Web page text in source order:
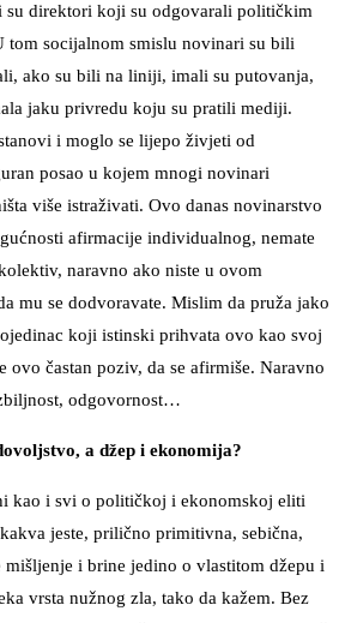
su direktori koji su odgovarali političkim
tom socijalnom smislu novinari su bili
ako su bili na liniji, imali su putovanja,
jaku privredu koju su pratili mediji.
i moglo se lijepo živjeti od
posao u kojem mnogi novinari
više istraživati. Ovo danas novinarstvo
afirmacije individualnog, nemate
naravno ako niste u ovom
mu se dodvoravate. Mislim da pruža jako
koji istinski prihvata ovo kao svoj
ovo častan poziv, da se afirmiše. Naravno
odgovornost…
a džep i ekonomija?
kao i svi o političkoj i ekonomskoj eliti
jeste, prilično primitivna, sebična,
mišljenje i brine jedino o vlastitom džepu i
vrsta nužnog zla, tako da kažem. Bez